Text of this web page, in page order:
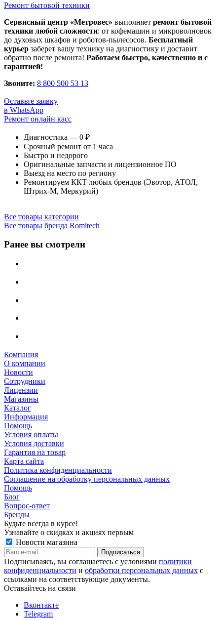
Ремонт бытовой техники
Сервисный центр «Метровес» выполняет ремонт бытовой
техники любой сложности: от кофемашин и микроволновок
до духовых шкафов и роботов-пылесосов. Бесплатный
курьер заберет вашу технику на диагностику и доставит
обратно после ремонта! Работаем быстро, качественно и с
гарантией!
Звоните: 8 800 500 53 13
Оставьте заявку
в WhatsApp
Ремонт онлайн касс
Диагностика — 0 ₽
Срочный ремонт от 1 часа
Быстро и недорого
Оригинальные запчасти и лицензионное ПО
Выезд на место по региону
Ремонтируем ККТ любых брендов (Эвотор, АТОЛ,
Штрих-М, Меркурий)
Все товары категории
Все товары бренда Romitech
Ранее вы смотрели
Компания
О компании
Новости
Сотрудники
Лицензии
Магазины
Каталог
Информация
Помощь
Условия оплаты
Условия доставки
Гарантия на товар
Карта сайта
Политика конфиденциальности
Соглашение на обработку персональных данных
Помощь
Блог
Вопрос-ответ
Бренды
Будьте всегда в курсе!
Узнавайте о скидках и акциях первым
Новости магазина
Подписываясь, вы соглашаетесь с условиями политики
конфиденциальности и обработки персональных данных с
ссылками на соответствующие документы.
Оставайтесь на связи
Вконтакте
Telegram